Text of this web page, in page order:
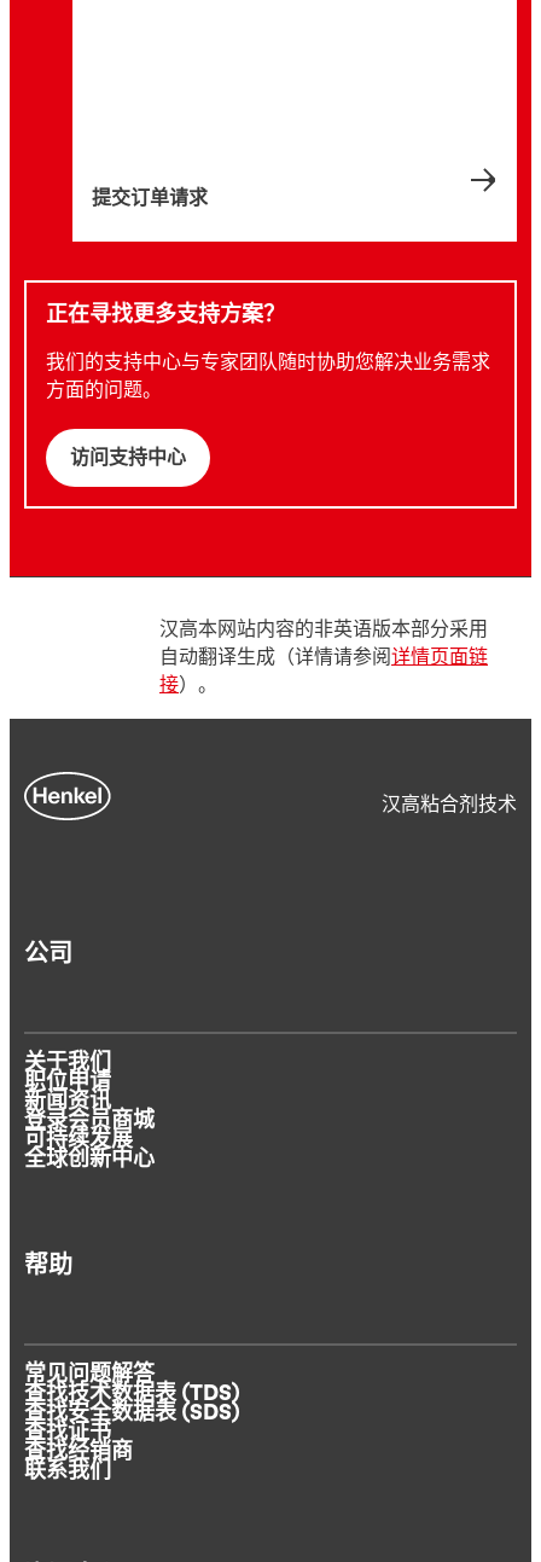
提交订单请求
正在寻找更多支持方案？
我们的支持中心与专家团队随时协助您解决业务需求
方面的问题。
访问支持中心
汉高本网站内容的非英语版本部分采用
自动翻译生成（详情请参阅详情页面链
接）。
汉高粘合剂技术
公司
关于我们
职位申请
新闻资讯
登录会员商城
可持续发展
全球创新中心
帮助
常见问题解答
查找技术数据表 (TDS)
查找安全数据表 (SDS)
查找证书
查找经销商
联系我们